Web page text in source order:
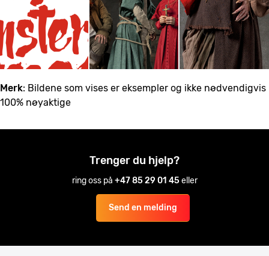
Merk: Bildene som vises er eksempler og ikke nødvendigvis
100% nøyaktige
Trenger du hjelp?
ring oss på +47 85 29 01 45eller
Send en melding